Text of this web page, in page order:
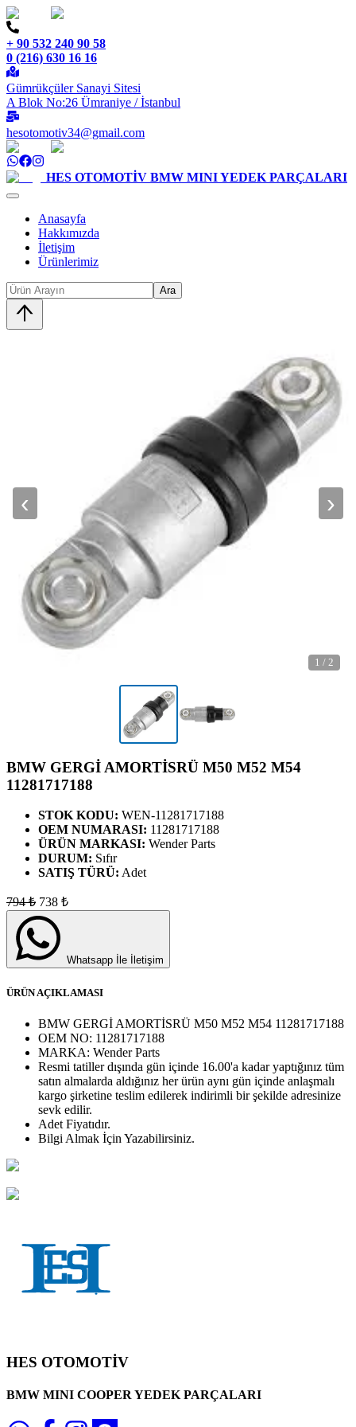
+ 90 532 240 90 58
0 (216) 630 16 16
Gümrükçüler Sanayi Sitesi
A Blok No:26 Ümraniye / İstanbul
hesotomotiv34@gmail.com
HES OTOMOTİV BMW MINI YEDEK PARÇALARI
Anasayfa
Hakkımızda
İletişim
Ürünlerimiz
Ara
‹ ›
1 / 2
BMW GERGİ AMORTİSRÜ M50 M52 M54
11281717188
STOK KODU: WEN-11281717188
OEM NUMARASI: 11281717188
ÜRÜN MARKASI: Wender Parts
DURUM: Sıfır
SATIŞ TÜRÜ: Adet
794₺ 738 ₺
Whatsapp İle İletişim
ÜRÜN AÇIKLAMASI
BMW GERGİ AMORTİSRÜ M50 M52 M54 11281717188
OEM NO: 11281717188
MARKA: Wender Parts
Resmi tatiller dışında gün içinde 16.00'a kadar yaptığınız tüm
satın almalarda aldığınız her ürün aynı gün içinde anlaşmalı
kargo şirketine teslim edilerek indirimli bir şekilde adresinize
sevk edilir.
Adet Fiyatıdır.
Bilgi Almak İçin Yazabilirsiniz.
HES OTOMOTİV
BMW MINI COOPER YEDEK PARÇALARI